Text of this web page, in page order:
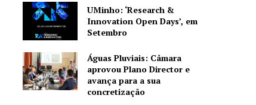
UMinho: ‘Research &
Innovation Open Days’, em
Setembro
Águas Pluviais: Câmara
aprovou Plano Director e
avança para a sua
concretização